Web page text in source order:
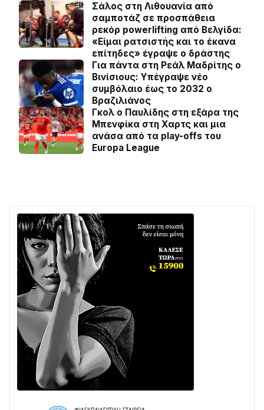
Σάλος στη Λιθουανία από
σαμποτάζ σε προσπάθεια
ρεκόρ powerlifting από Βελγίδα:
«Είμαι ρατσιστής και το έκανα
επίτηδες» έγραψε ο δράστης
Για πάντα στη Ρεάλ Μαδρίτης ο
Βινίσιους: Yπέγραψε νέο
συμβόλαιο έως το 2032 ο
Βραζιλιάνος
Γκολ ο Παυλίδης στη εξάρα της
Μπενφίκα στη Χαρτς και μια
ανάσα από τα play-offs του
Europa League